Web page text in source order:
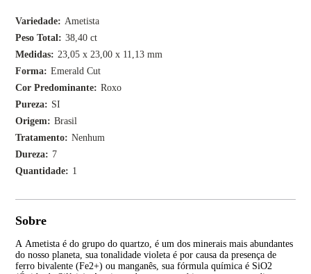
Variedade
Ametista
Peso Total
38,40 ct
Medidas
23,05 x 23,00 x 11,13 mm
Forma
Emerald Cut
Cor Predominante
Roxo
Pureza
SI
Origem
Brasil
Tratamento
Nenhum
Dureza
7
Quantidade
1
Sobre
A Ametista é do grupo do quartzo, é um dos minerais mais abundantes
do nosso planeta, sua tonalidade violeta é por causa da presença de
ferro bivalente (Fe2+) ou manganês, sua fórmula química é SiO2